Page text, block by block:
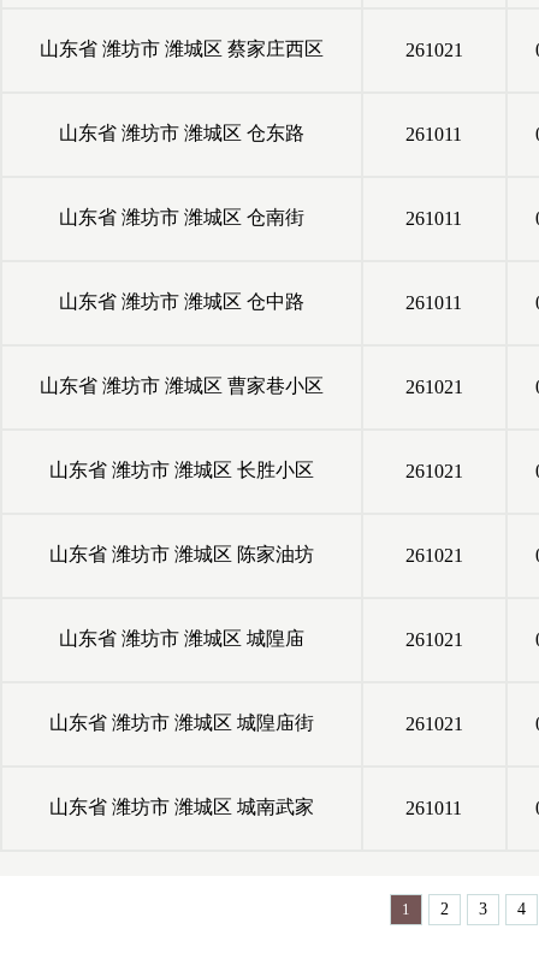
山东省 潍坊市 潍城区 蔡家庄西区 261021
山东省 潍坊市 潍城区 仓东路 261011
山东省 潍坊市 潍城区 仓南街 261011
山东省 潍坊市 潍城区 仓中路 261011
山东省 潍坊市 潍城区 曹家巷小区 261021
山东省 潍坊市 潍城区 长胜小区 261021
山东省 潍坊市 潍城区 陈家油坊 261021
山东省 潍坊市 潍城区 城隍庙 261021
山东省 潍坊市 潍城区 城隍庙街 261021
山东省 潍坊市 潍城区 城南武家 261011
1 2 3 4